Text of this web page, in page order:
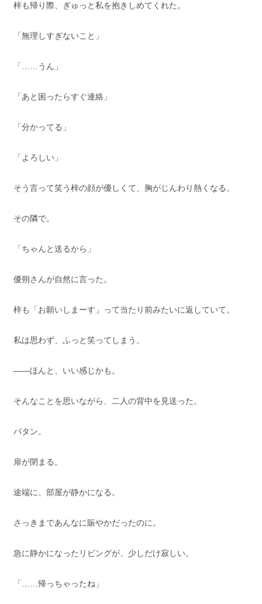
梓も帰り際、ぎゅっと私を抱きしめてくれた。
「無理しすぎないこと」
「……うん」
「あと困ったらすぐ連絡」
「分かってる」
「よろしい」
そう言って笑う梓の顔が優しくて、胸がじんわり熱くなる。
その隣で。
「ちゃんと送るから」
優朔さんが自然に言った。
梓も「お願いしまーす」って当たり前みたいに返していて。
私は思わず、ふっと笑ってしまう。
——ほんと、いい感じかも。
そんなことを思いながら、二人の背中を見送った。
パタン。
扉が閉まる。
途端に、部屋が静かになる。
さっきまであんなに賑やかだったのに。
急に静かになったリビングが、少しだけ寂しい。
「……帰っちゃったね」